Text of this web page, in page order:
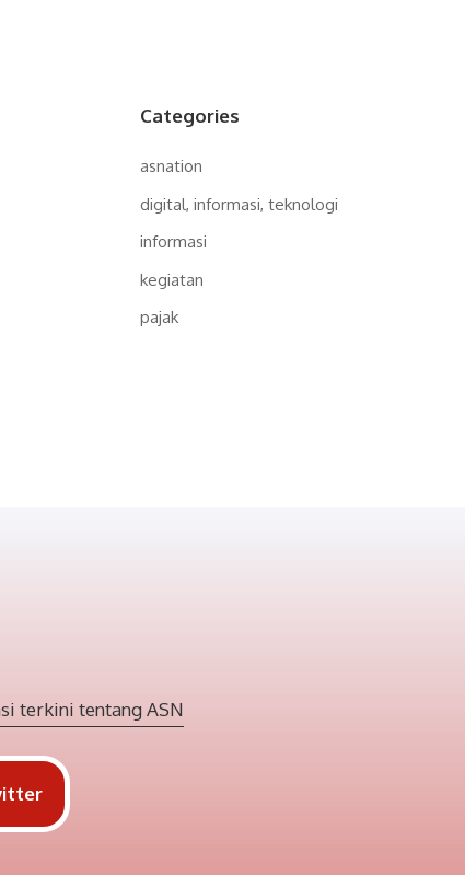
Categories
asnation
digital, informasi, teknologi
informasi
kegiatan
pajak
terkini tentang ASN